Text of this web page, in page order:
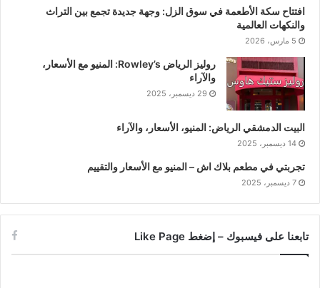
افتتاح سكة الأطعمة في سوق الزل: وجهة جديدة تجمع بين التراث
والنكهات العالمية
5 مارس، 2026
روليز الرياض Rowley’s: المنيو مع الأسعار،
والآراء
29 ديسمبر، 2025
البيت الدمشقي الرياض: المنيو، الأسعار، والآراء
14 ديسمبر، 2025
تجربتي في مطعم بلاك اش – المنيو مع الأسعار والتقييم
7 ديسمبر، 2025
تابعنا على فيسبوك – إضغط Like Page